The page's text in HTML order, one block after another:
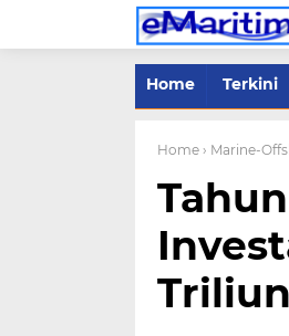
Home Terkini
Home › Marine-